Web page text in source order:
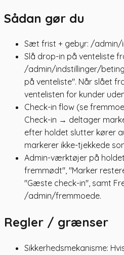
Sådan gør du
Sæt frist + gebyr: /admin/
Slå drop-in på venteliste
/admin/indstillinger/
på venteliste". Når slået
ventelisten for kunder
Check-in flow (se
Check-in → deltager
efter holdet slutter kører
markerer ikke-tjekkede
Admin-værktøjer på
fremmødt", "Marker
"Gæste check-in", samt
/admin/fremmoede.
Regler / grænser
Sikkerhedsmekanisme: